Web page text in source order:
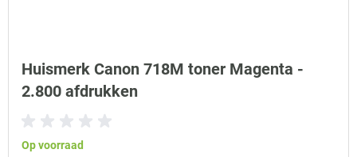
Huismerk Canon 718M toner Magenta -
2.800 afdrukken
Op voorraad